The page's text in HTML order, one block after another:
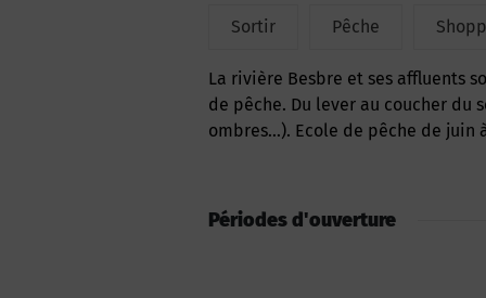
Sortir Pêche
La rivière Besbre et ses affluents sont un paradis pour les pêcheurs pratiquant tous types
de pêche. Du lever au coucher du
ombres…). Ecole de pêche de juin
Périodes d'ouverture